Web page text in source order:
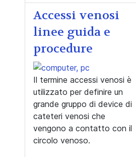
Accessi venosi
linee guida e
procedure
Il termine accessi venosi è
utilizzato per definire un
grande gruppo di device di
cateteri venosi che
vengono a contatto con il
circolo venoso.